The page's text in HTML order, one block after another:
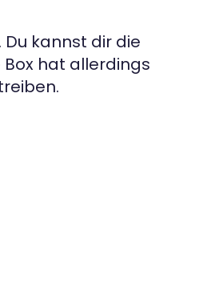
Du kannst dir die
hat allerdings